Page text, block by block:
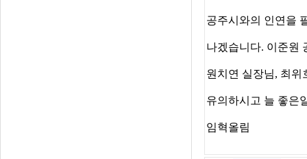
공주시와의 인연을
나겠습니다. 이준원
원치연 실장님, 최위
유의하시고 늘 좋은
임혁올림